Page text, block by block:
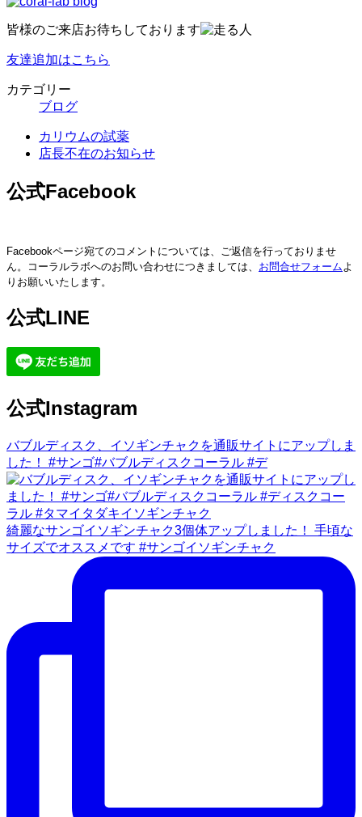
皆様のご来店お待ちしております
友達追加はこちら
カテゴリー
ブログ
カリウムの試薬
店長不在のお知らせ
公式Facebook
Facebookページ宛てのコメントについては、ご返信を行っておりませ
ん。コーラルラボへのお問い合わせにつきましては、 お問合せフォーム よ
りお願いいたします。
公式LINE
公式Instagram
バブルディスク、イソギンチャクを通販サイトにアップしま
した！ #サンゴ#バブルディスクコーラル #デ
綺麗なサンゴイソギンチャク3個体アップしました！ 手頃な
サイズでオススメです #サンゴイソギンチャク